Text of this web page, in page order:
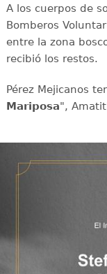
A los cuerpos de
Bomberos
entre la zona
recibió los restos.
Pérez Mejicanos
Mariposa",